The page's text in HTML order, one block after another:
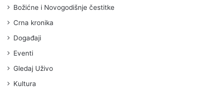
Božićne i Novogodišnje čestitke
Crna kronika
Događaji
Eventi
Gledaj Uživo
Kultura